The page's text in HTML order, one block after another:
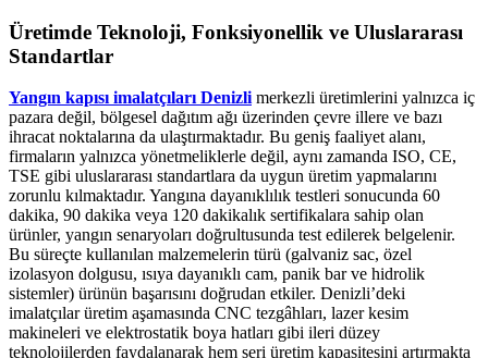
Üretimde Teknoloji, Fonksiyonellik ve Uluslararası
Standartlar
Yangın kapısı imalatçıları Denizli merkezli üretimlerini yalnızca iç
pazara değil, bölgesel dağıtım ağı üzerinden çevre illere ve bazı
ihracat noktalarına da ulaştırmaktadır. Bu geniş faaliyet alanı,
firmaların yalnızca yönetmeliklerle değil, aynı zamanda ISO, CE,
TSE gibi uluslararası standartlara da uygun üretim yapmalarını
zorunlu kılmaktadır. Yangına dayanıklılık testleri sonucunda 60
dakika, 90 dakika veya 120 dakikalık sertifikalara sahip olan
ürünler, yangın senaryoları doğrultusunda test edilerek belgelenir.
Bu süreçte kullanılan malzemelerin türü (galvaniz sac, özel
izolasyon dolgusu, ısıya dayanıklı cam, panik bar ve hidrolik
sistemler) ürünün başarısını doğrudan etkiler. Denizli’deki
imalatçılar üretim aşamasında CNC tezgâhları, lazer kesim
makineleri ve elektrostatik boya hatları gibi ileri düzey
teknolojilerden faydalanarak hem seri üretim kapasitesini artırmakta